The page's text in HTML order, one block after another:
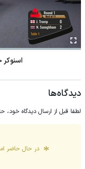
دیدگاه‌ها
لطفا قبل از ارسال دیدگاه خود،
در حال حاضر